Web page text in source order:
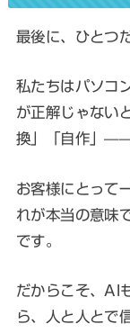
最後に、ひとつ
私たちはパソコ
が正解じゃない
換」「自作」——
お客様にとって
れが本当の意味
です。
だからこそ、AI
ら、人と人とで